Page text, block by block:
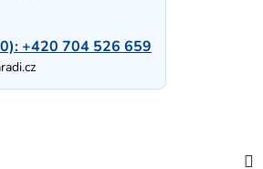
+420 704 526 659